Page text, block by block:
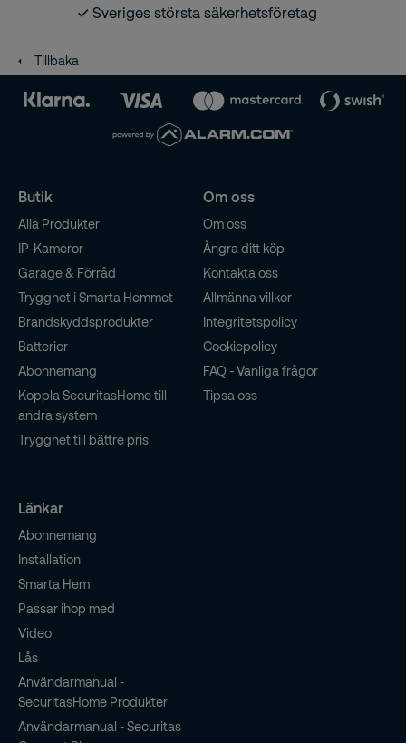
Sveriges största säkerhetsföretag
Tillbaka
Butik
Alla Produkter
IP-Kameror
Garage & Förråd
Trygghet i Smarta Hemmet
Brandskyddsprodukter
Batterier
Abonnemang
Koppla SecuritasHome till
andra system
Trygghet till bättre pris
Om oss
Om oss
Ångra ditt köp
Kontakta oss
Allmänna villkor
Integritetspolicy
Cookiepolicy
FAQ - Vanliga frågor
Tipsa oss
Länkar
Abonnemang
Installation
Smarta Hem
Passar ihop med
Video
Lås
Användarmanual -
SecuritasHome Produkter
Användarmanual - Securitas